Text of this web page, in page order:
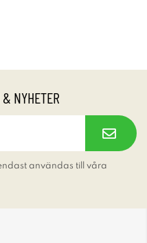
NYHETER
användas till våra